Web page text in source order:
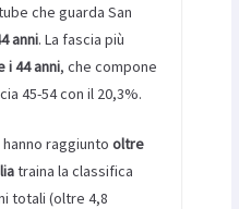
che guarda San
anni. La fascia più
i 44 anni, che compone
45-54 con il 20,3%.
raggiunto oltre
traina la classifica
totali (oltre 4,8